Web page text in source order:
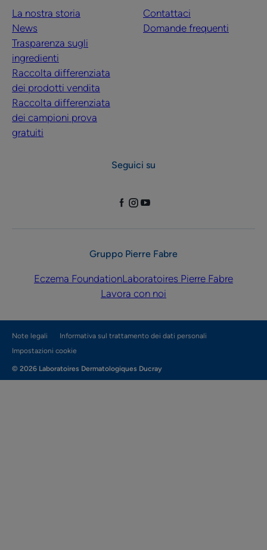
La nostra storia
News
Trasparenza sugli
ingredienti
Raccolta differenziata
dei prodotti vendita
Raccolta differenziata
dei campioni prova
gratuiti
Contattaci
Domande frequenti
Seguici su
Gruppo Pierre Fabre
Eczema FoundationLaboratoires Pierre Fabre
Lavora con noi
Note legali
Informativa sul trattamento dei dati personali
Impostazioni cookie
© 2026 Laboratoires Dermatologiques Ducray